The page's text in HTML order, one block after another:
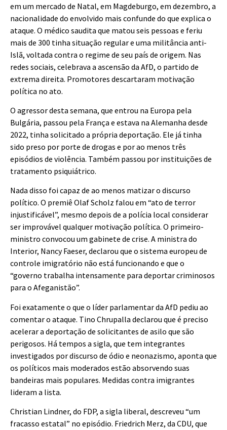
em um mercado de Natal, em Magdeburgo, em dezembro, a
nacionalidade do envolvido mais confunde do que explica o
ataque. O médico saudita que matou seis pessoas e feriu
mais de 300 tinha situação regular e uma militância anti-
Islã, voltada contra o regime de seu país de origem. Nas
redes sociais, celebrava a ascensão da AfD, o partido de
extrema direita. Promotores descartaram motivação
política no ato.
O agressor desta semana, que entrou na Europa pela
Bulgária, passou pela França e estava na Alemanha desde
2022, tinha solicitado a própria deportação. Ele já tinha
sido preso por porte de drogas e por ao menos três
episódios de violência. Também passou por instituições de
tratamento psiquiátrico.
Nada disso foi capaz de ao menos matizar o discurso
político. O premiê Olaf Scholz falou em “ato de terror
injustificável”, mesmo depois de a polícia local considerar
ser improvável qualquer motivação política. O primeiro-
ministro convocou um gabinete de crise. A ministra do
Interior, Nancy Faeser, declarou que o sistema europeu de
controle imigratório não está funcionando e que o
“governo trabalha intensamente para deportar criminosos
para o Afeganistão”.
Foi exatamente o que o líder parlamentar da AfD pediu ao
comentar o ataque. Tino Chrupalla declarou que é preciso
acelerar a deportação de solicitantes de asilo que são
perigosos. Há tempos a sigla, que tem integrantes
investigados por discurso de ódio e neonazismo, aponta que
os políticos mais moderados estão absorvendo suas
bandeiras mais populares. Medidas contra imigrantes
lideram a lista.
Christian Lindner, do FDP, a sigla liberal, descreveu “um
fracasso estatal” no episódio. Friedrich Merz, da CDU, que